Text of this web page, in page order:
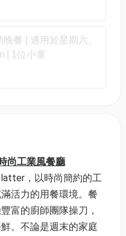
餐 | 適用於星期六、
| 1位小童
尚工業風餐廳
，以時尚簡約的工
活力的用餐環境。餐
富的廚師團隊操刀，
。不論是週末的家庭